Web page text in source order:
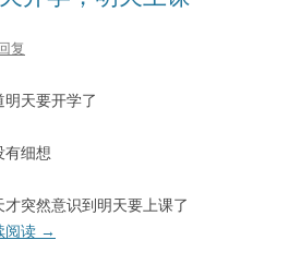
复
明天要开学了
有细想
才突然意识到明天要上课了
阅读 →